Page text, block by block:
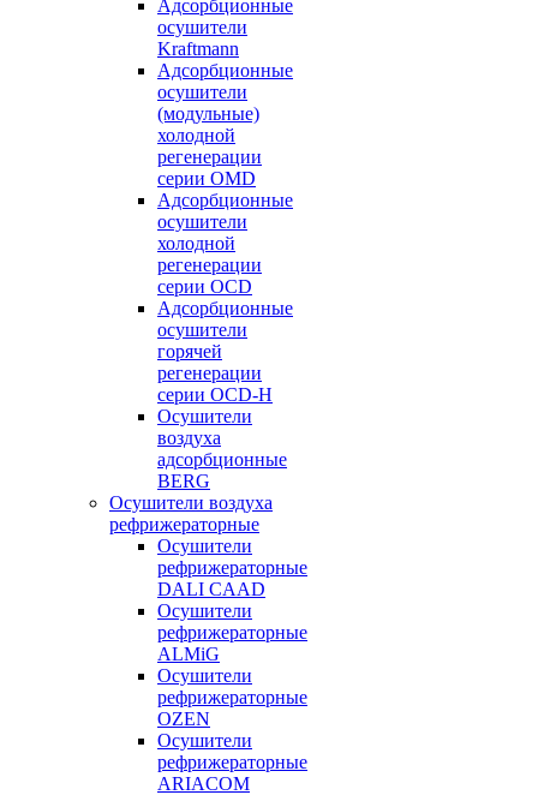
Адсорбционные
осушители
Kraftmann
Адсорбционные
осушители
(модульные)
холодной
регенерации
серии OMD
Адсорбционные
осушители
холодной
регенерации
серии OCD
Адсорбционные
осушители
горячей
регенерации
серии OСD-H
Осушители
воздуха
адсорбционные
BERG
Осушители воздуха
рефрижераторные
Осушители
рефрижераторные
DALI CAAD
Осушители
рефрижераторные
ALMiG
Осушители
рефрижераторные
OZEN
Осушители
рефрижераторные
ARIACOM